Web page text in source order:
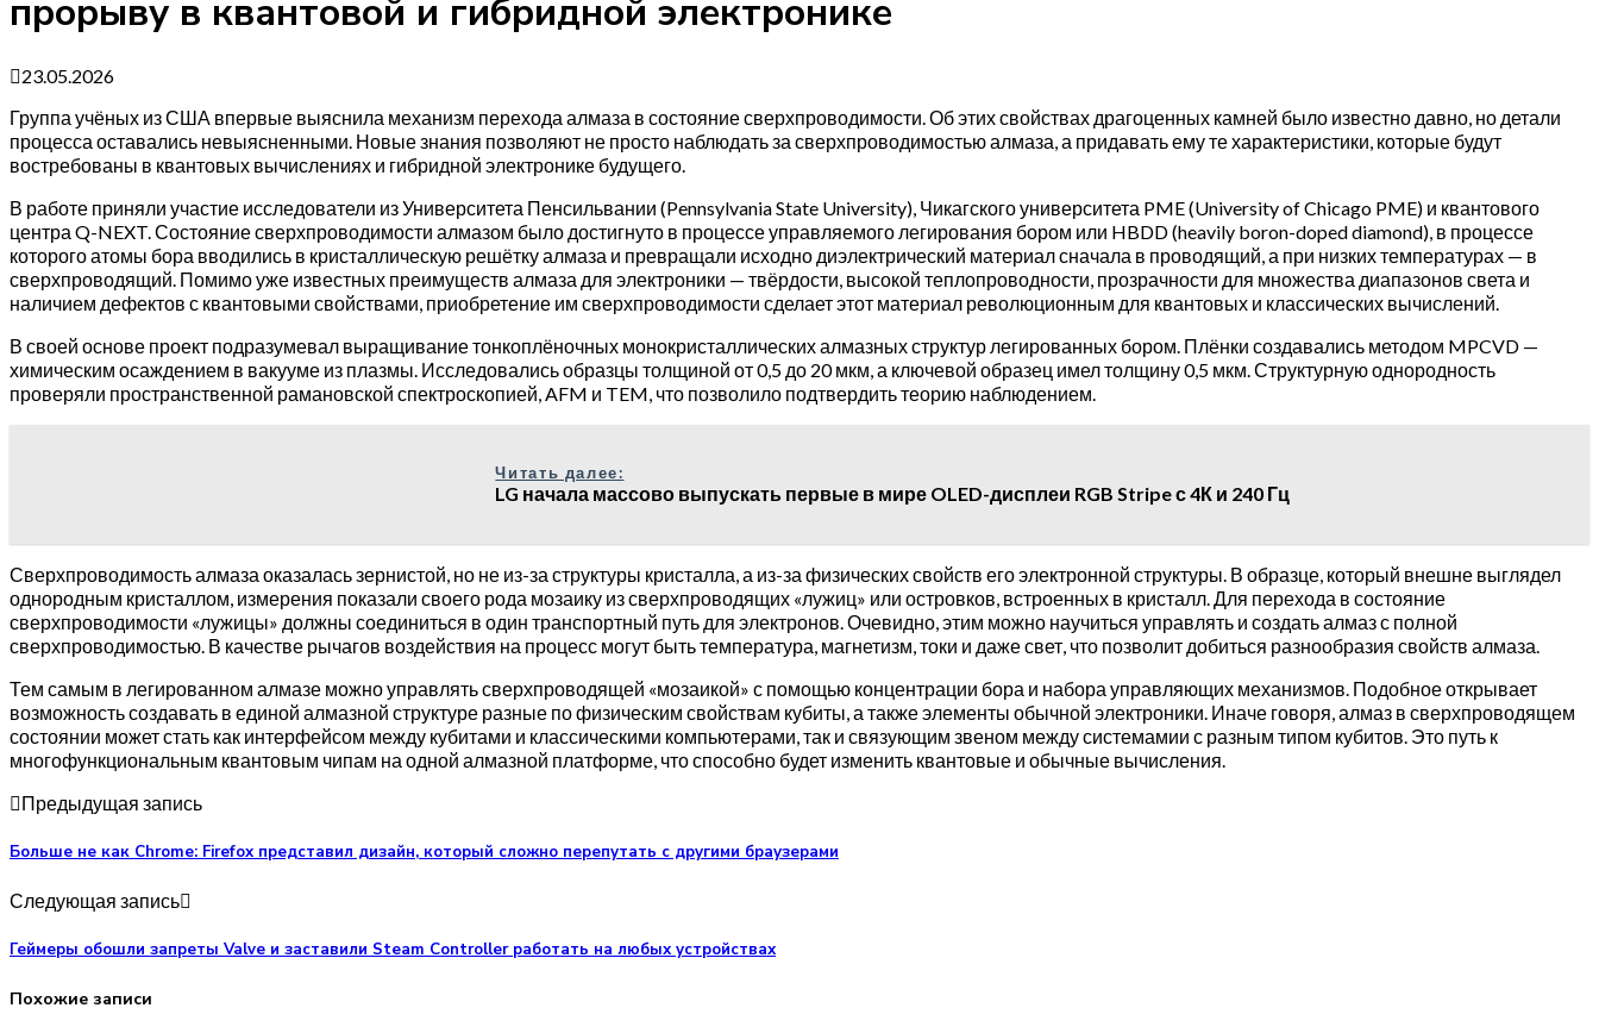
прорыву в квантовой и гибридной электронике
23.05.2026
Группа учёных из США впервые выяснила механизм перехода алмаза в состояние сверхпроводимости. Об этих свойствах драгоценных камней было известно давно, но детали
процесса оставались невыясненными. Новые знания позволяют не просто наблюдать за сверхпроводимостью алмаза, а придавать ему те характеристики, которые будут
востребованы в квантовых вычислениях и гибридной электронике будущего.
В работе приняли участие исследователи из Университета Пенсильвании (Pennsylvania State University), Чикагского университета PME (University of Chicago PME) и квантового
центра Q-NEXT. Состояние сверхпроводимости алмазом было достигнуто в процессе управляемого легирования бором или HBDD (heavily boron-doped diamond), в процессе
которого атомы бора вводились в кристаллическую решётку алмаза и превращали исходно диэлектрический материал сначала в проводящий, а при низких температурах — в
сверхпроводящий. Помимо уже известных преимуществ алмаза для электроники — твёрдости, высокой теплопроводности, прозрачности для множества диапазонов света и
наличием дефектов с квантовыми свойствами, приобретение им сверхпроводимости сделает этот материал революционным для квантовых и классических вычислений.
В своей основе проект подразумевал выращивание тонкоплёночных монокристаллических алмазных структур легированных бором. Плёнки создавались методом MPCVD —
химическим осаждением в вакууме из плазмы. Исследовались образцы толщиной от 0,5 до 20 мкм, а ключевой образец имел толщину 0,5 мкм. Структурную однородность
проверяли пространственной рамановской спектроскопией, AFM и TEM, что позволило подтвердить теорию наблюдением.
Читать далее:
LG начала массово выпускать первые в мире OLED-дисплеи RGB Stripe с 4К и 240 Гц
Сверхпроводимость алмаза оказалась зернистой, но не из-за структуры кристалла, а из-за физических свойств его электронной структуры. В образце, который внешне выглядел
однородным кристаллом, измерения показали своего рода мозаику из сверхпроводящих «лужиц» или островков, встроенных в кристалл. Для перехода в состояние
сверхпроводимости «лужицы» должны соединиться в один транспортный путь для электронов. Очевидно, этим можно научиться управлять и создать алмаз с полной
сверхпроводимостью. В качестве рычагов воздействия на процесс могут быть температура, магнетизм, токи и даже свет, что позволит добиться разнообразия свойств алмаза.
Тем самым в легированном алмазе можно управлять сверхпроводящей «мозаикой» с помощью концентрации бора и набора управляющих механизмов. Подобное открывает
возможность создавать в единой алмазной структуре разные по физическим свойствам кубиты, а также элементы обычной электроники. Иначе говоря, алмаз в сверхпроводящем
состоянии может стать как интерфейсом между кубитами и классическими компьютерами, так и связующим звеном между системамии с разным типом кубитов. Это путь к
многофункциональным квантовым чипам на одной алмазной платформе, что способно будет изменить квантовые и обычные вычисления.
Предыдущая запись
Больше не как Chrome: Firefox представил дизайн, который сложно перепутать с другими браузерами
Следующая запись
Геймеры обошли запреты Valve и заставили Steam Controller работать на любых устройствах
Похожие записи